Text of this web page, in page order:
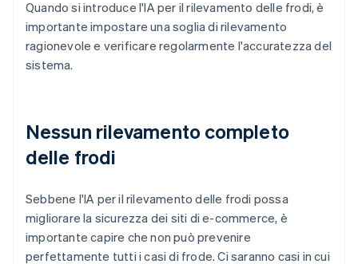
Quando si introduce l'IA per il rilevamento delle frodi, è
importante impostare una soglia di rilevamento
ragionevole e verificare regolarmente l'accuratezza del
sistema.
Nessun rilevamento completo
delle frodi
Sebbene l'IA per il rilevamento delle frodi possa
migliorare la sicurezza dei siti di e-commerce, è
importante capire che non può prevenire
perfettamente tutti i casi di frode. Ci saranno casi in cui